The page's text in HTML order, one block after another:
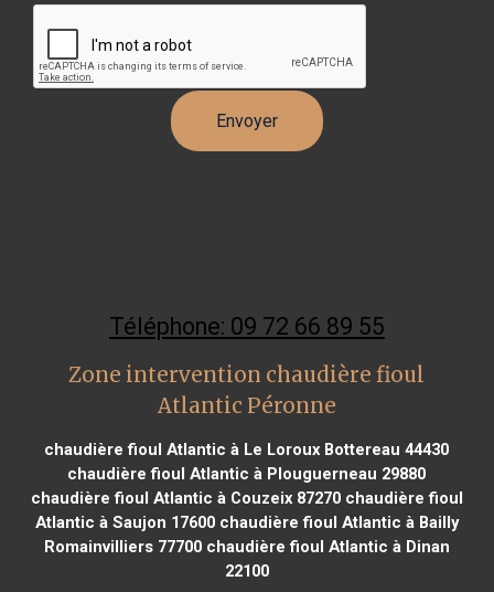
Téléphone: 09 72 66 89 55
Zone intervention chaudière fioul
Atlantic Péronne
chaudière fioul Atlantic à Le Loroux Bottereau 44430
chaudière fioul Atlantic à Plouguerneau 29880
chaudière fioul Atlantic à Couzeix 87270chaudière fioul
Atlantic à Saujon 17600chaudière fioul Atlantic à Bailly
Romainvilliers 77700chaudière fioul Atlantic à Dinan
22100